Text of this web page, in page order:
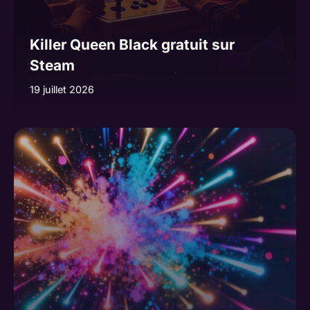
Killer Queen Black gratuit sur
Steam
19 juillet 2026